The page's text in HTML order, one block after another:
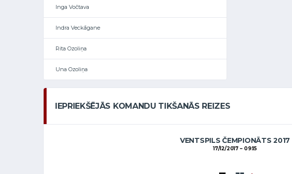
Inga Vočtava
Indra Veckāgane
Rita Ozoliņa
Una Ozoliņa
IEPRIEKŠĒJĀS KOMANDU TIKŠANĀS REIZES
VENTSPILS ČEMPIONĀTS 2017
17/12/2017 09:15